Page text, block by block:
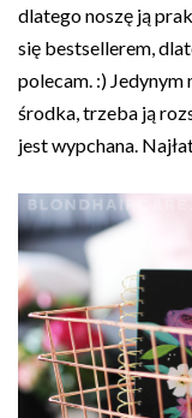
dlatego noszę ją
się bestsellerem,
polecam. :) Jedynym
środka, trzeba ją
jest wypchana.